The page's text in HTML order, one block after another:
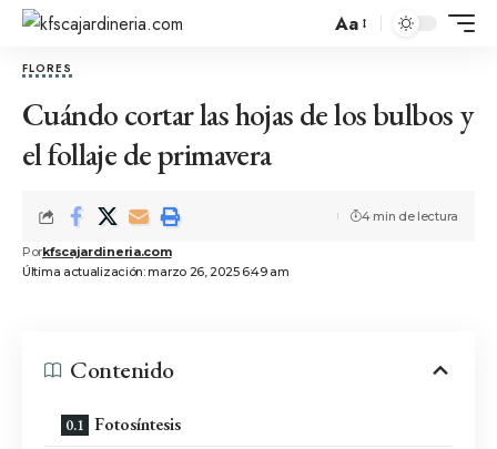
Aa
FLORES
Cuándo cortar las hojas de los bulbos y
el follaje de primavera
Última actualización: marzo 26, 2025 6:49 am
Porkfscajardineria.com
4 min de lectura
Contenido
Fotosíntesis